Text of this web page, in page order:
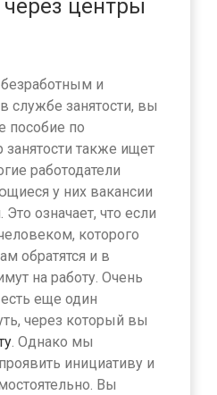
через центры
и
службе занятости, вы
пособие по
занятости также ищет
работодатели
у них вакансии
Это означает, что если
которого
обратятся и в
на работу. Очень
еще один
через который вы
. Однако мы
инициативу и
Вы